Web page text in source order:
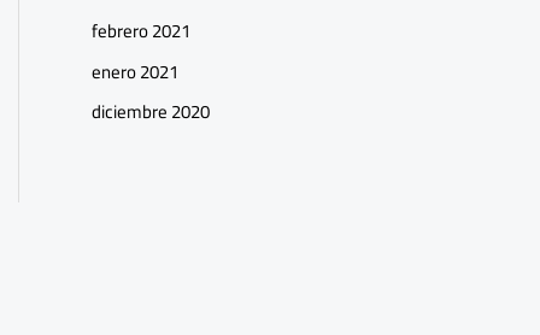
febrero 2021
enero 2021
diciembre 2020